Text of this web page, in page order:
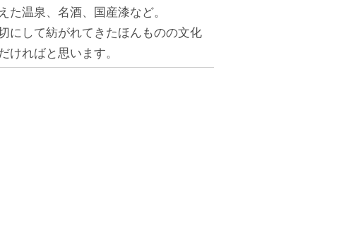
温泉、名酒、国産漆など。
にして紡がれてきたほんものの文化
ればと思います。